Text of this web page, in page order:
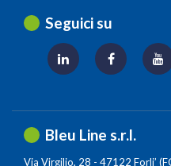
Seguici su
Bleu Line s.r.l.
Via Virgilio, 28 - 47122 Forli’